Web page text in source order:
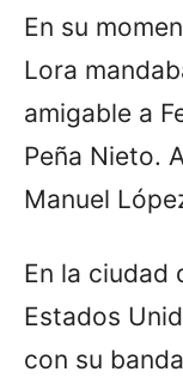
En su
Lora
amigable a
Peña Nieto.
Manuel
En la ciudad
Estados
con su